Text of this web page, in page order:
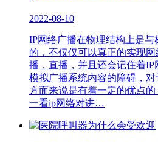
2022-08-10
IP网络广播在物理结构上是
的，不仅仅可以真正的实现
播，直播，并且还会记住着
模拟广播系统内容的障碍，
方面来说是有着一定的优点
一看ip网络对讲…